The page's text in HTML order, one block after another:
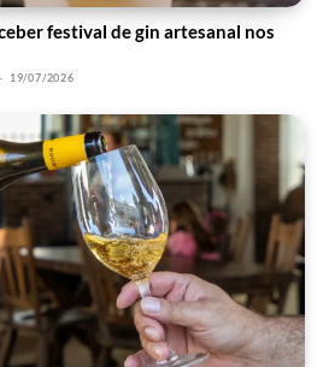
festival de gin artesanal nos
- 19/07/2026